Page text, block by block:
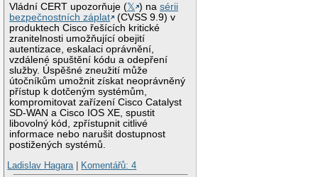
Vládní CERT upozorňuje (𝕏 ) nasérii
bezpečnostních záplat
(CVSS 9.9) v
produktech Cisco řešících kritické
zranitelnosti umožňující obejití
autentizace, eskalaci oprávnění,
vzdálené spuštění kódu a odepření
služby. Úspěšné zneužití může
útočníkům umožnit získat neoprávněný
přístup k dotčeným systémům,
kompromitovat zařízení Cisco Catalyst
SD-WAN a Cisco IOS XE, spustit
libovolný kód, zpřístupnit citlivé
informace nebo narušit dostupnost
postižených systémů.
Ladislav Hagara| Komentářů: 4